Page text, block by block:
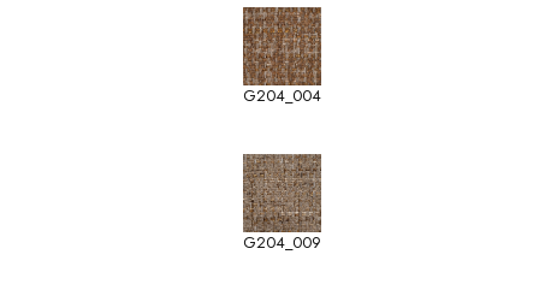
G204_004
G204_009